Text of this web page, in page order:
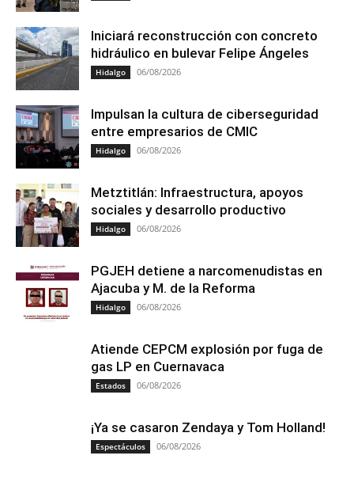
Iniciará reconstrucción con concreto
hidráulico en bulevar Felipe Ángeles
Hidalgo 06/08/2026
Impulsan la cultura de ciberseguridad
entre empresarios de CMIC
Hidalgo 06/08/2026
Metztitlán: Infraestructura, apoyos
sociales y desarrollo productivo
Hidalgo 06/08/2026
PGJEH detiene a narcomenudistas en
Ajacuba y M. de la Reforma
Hidalgo 06/08/2026
Atiende CEPCM explosión por fuga de
gas LP en Cuernavaca
Estados 06/08/2026
¡Ya se casaron Zendaya y Tom Holland!
Espectáculos 06/08/2026